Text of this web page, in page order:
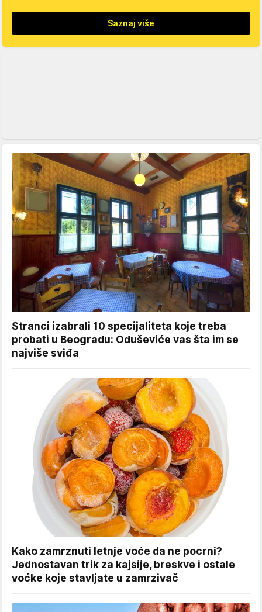
Saznaj više
Stranci izabrali 10 specijaliteta koje treba
probati u Beogradu: Oduševiće vas šta im se
najviše sviđa
Kako zamrznuti letnje voće da ne pocrni?
Jednostavan trik za kajsije, breskve i ostale
voćke koje stavljate u zamrzivač